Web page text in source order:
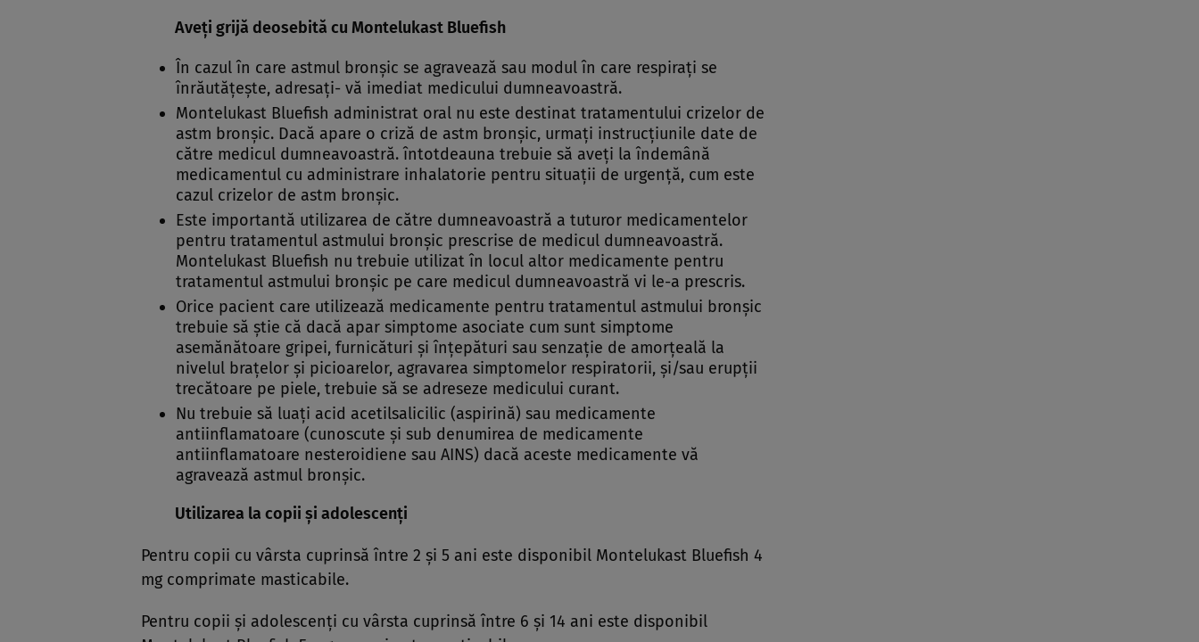
Aveţi grijă deosebită cu Montelukast Bluefish
În cazul în care astmul bronşic se agravează sau modul în care respiraţi se
înrăutăţeşte, adresaţi- vă imediat medicului dumneavoastră.
Montelukast Bluefish administrat oral nu este destinat tratamentului crizelor de
astm bronşic. Dacă apare o criză de astm bronşic, urmaţi instrucţiunile date de
către medicul dumneavoastră. întotdeauna trebuie să aveţi la îndemână
medicamentul cu administrare inhalatorie pentru situaţii de urgenţă, cum este
cazul crizelor de astm bronşic.
Este importantă utilizarea de către dumneavoastră a tuturor medicamentelor
pentru tratamentul astmului bronşic prescrise de medicul dumneavoastră.
Montelukast Bluefish nu trebuie utilizat în locul altor medicamente pentru
tratamentul astmului bronşic pe care medicul dumneavoastră vi le-a prescris.
Orice pacient care utilizează medicamente pentru tratamentul astmului bronşic
trebuie să ştie că dacă apar simptome asociate cum sunt simptome
asemănătoare gripei, furnicături şi înţepături sau senzaţie de amorţeală la
nivelul braţelor şi picioarelor, agravarea simptomelor respiratorii, şi/sau erupţii
trecătoare pe piele, trebuie să se adreseze medicului curant.
Nu trebuie să luaţi acid acetilsalicilic (aspirină) sau medicamente
antiinflamatoare (cunoscute şi sub denumirea de medicamente
antiinflamatoare nesteroidiene sau AINS) dacă aceste medicamente vă
agravează astmul bronşic.
Utilizarea la copii şi adolescenţi
Pentru copii cu vârsta cuprinsă între 2 şi 5 ani este disponibil Montelukast Bluefish 4
mg comprimate masticabile.
Pentru copii şi adolescenţi cu vârsta cuprinsă între 6 şi 14 ani este disponibil